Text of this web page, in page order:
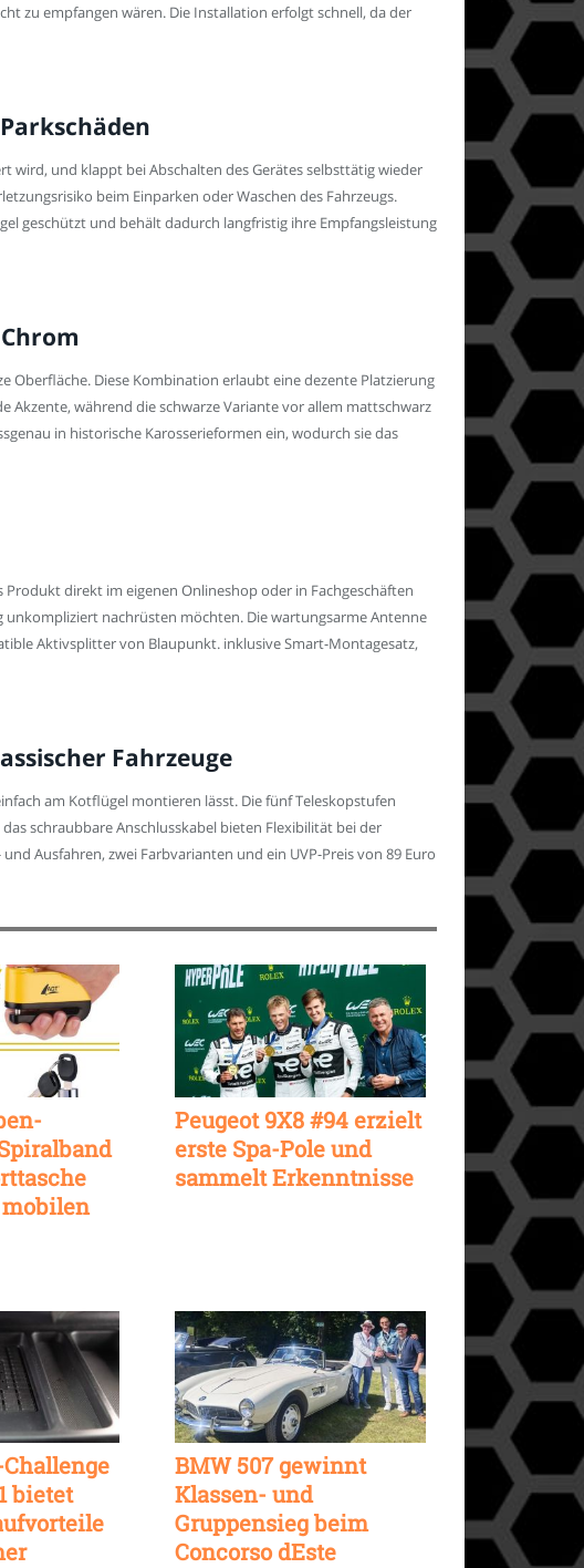
zu empfangen wären. Die Installation erfolgt schnell, da der
wird, und klappt bei Abschalten des Gerätes selbsttätig wieder
beim Einparken oder Waschen des Fahrzeugs.
geschützt und behält dadurch langfristig ihre Empfangsleistung
Oberfläche. Diese Kombination erlaubt eine dezente Platzierung
während die schwarze Variante vor allem mattschwarz
in historische Karosserieformen ein, wodurch sie das
direkt im eigenen Onlineshop oder in Fachgeschäften
unkompliziert nachrüsten möchten. Die wartungsarme Antenne
Aktivsplitter von Blaupunkt. inklusive Smart-Montagesatz,
Fahrzeuge
am Kotflügel montieren lässt. Die fünf Teleskopstufen
schraubbare Anschlusskabel bieten Flexibilität bei der
Ausfahren, zwei Farbvarianten und ein UVP-Preis von 89 Euro
Peugeot 9X8 #94 erzielt
erste Spa-Pole und
sammelt Erkenntnisse
bietet
BMW 507 gewinnt
Klassen- und
Gruppensieg beim
Concorso dEste